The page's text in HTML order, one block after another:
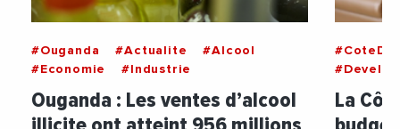
#Ouganda #Actualite
#Alcool
#Economie
#Industrie
Ouganda : Les ventes d’alcool
La